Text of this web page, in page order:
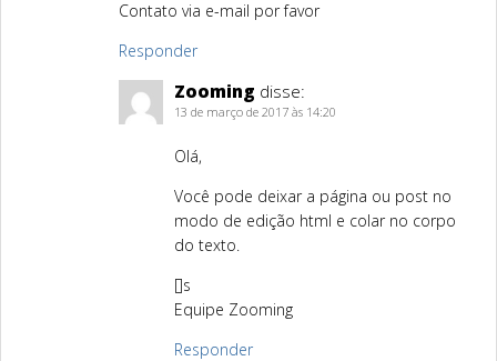
Contato via e-mail por favor
Responder
Zooming disse:
13 de março de 2017 às 14:20
Olá,
Você pode deixar a página ou post no
modo de edição html e colar no corpo
do texto.
[]s
Equipe Zooming
Responder